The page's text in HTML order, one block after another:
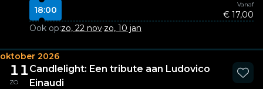
18:00
Vanaf
€ 17,00
Ook op:zo, 22 nov·zo, 10 jan
oktober 2026
11
ZO
Candlelight: Een tribute aan Ludovico
Einaudi